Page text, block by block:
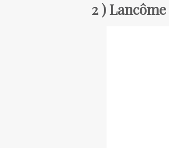
2 )Lancôme